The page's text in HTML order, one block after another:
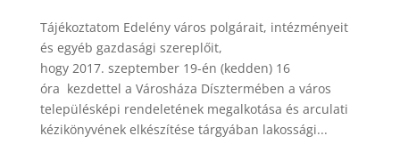
Tájékoztatom Edelény város polgárait, intézményeit
és egyéb gazdasági szereplőit,
hogy 2017. szeptember 19-én (kedden) 16
óra kezdettel a Városháza Dísztermében a város
településképi rendeletének megalkotása és arculati
kézikönyvének elkészítése tárgyában lakossági...